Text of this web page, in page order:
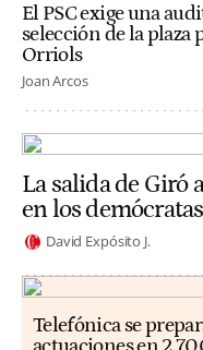
El PSC exige una
selección de la plaza
Orriols
Joan Arcos
La salida de Giró
en los
David Expósito J.
Telefónica se